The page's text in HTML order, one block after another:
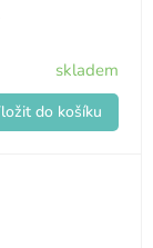
skladem